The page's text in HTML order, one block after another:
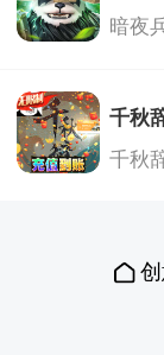
开心最重要。
你进行自动的
面，表情图、
千秋